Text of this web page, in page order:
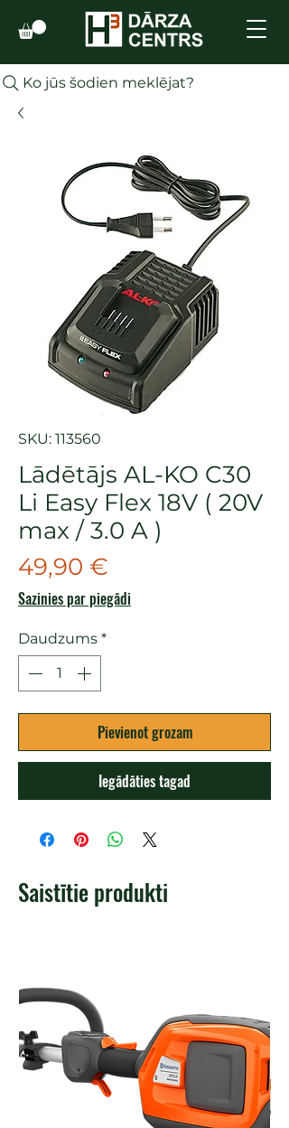
Ko jūs šodien meklējat?
SKU: 113560
Lādētājs AL-KO C30
Li Easy Flex 18V ( 20V
max / 3.0 A )
49,90 €
Sazinies par piegādi
Daudzums *
Pievienot grozam
Iegādāties tagad
Saistītie produkti